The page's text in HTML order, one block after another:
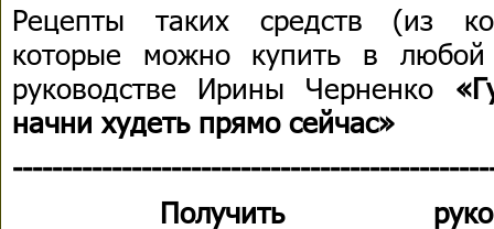
Рецепты таких средств (из
которые можно купить в
руководстве Ирины Черненко
начни худеть прямо сейчас»
Получить